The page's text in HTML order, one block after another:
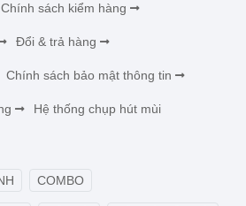
Chính sách kiểm hàng
Đổi & trả hàng
Chính sách bảo mật thông tin
Hệ thống chụp hút mùi
COMBO